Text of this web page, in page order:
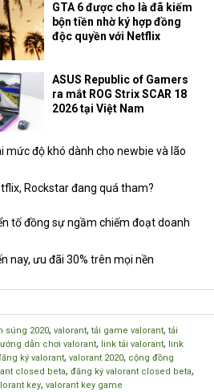
GTA 6 được cho là đã kiếm
bộn tiền nhờ ký hợp đồng
độc quyền với Netflix
ASUS Republic of Gamers
ra mắt ROG Strix SCAR 18
2026 tại Việt Nam
độ khó dành cho newbie và lão
Rockstar đang quá tham?
tố đồng sự ngầm chiếm đoạt doanh
nay, ưu đãi 30% trên mọi nền
súng 2020, valorant, tải game valorant, tải
dẫn chơi valorant, link tải valorant,
link
ký valorant, valorant 2020, cộng đồng
closed beta, đăng ký valorant closed beta,
key, valorant key game